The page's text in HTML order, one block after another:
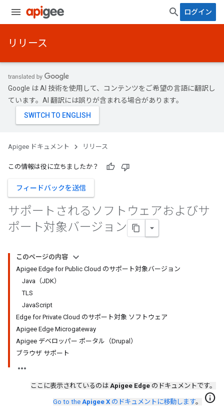
ログイン
リリース
Google は AI 技術を使用して、コンテンツをご希望の言語に翻訳し
ています。AI 翻訳には誤りが含まれる場合があります。
Apigee ドキュメント リリース
この情報は役に立ちましたか？
フィードバックを送信
サポートされるソフトウェアおよびサ
ポート対象バージョン
このページの内容
Apigee Edge for Public Cloud のサポート対象バージョン
Java（JDK）
TLS
JavaScript
Edge for Private Cloud のサポート対象 ソフトウェア
Apigee Edge Microgateway
Apigee デベロッパー ポータル（Drupal）
ブラウザ サポート
ここに表示されているのは Apigee Edge のドキュメントです。
Go to the Apigee X のドキュメントに移動します。 info